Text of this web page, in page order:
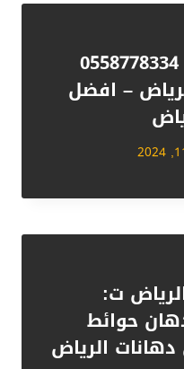
معلم بوية الرياض 📞 0558778334
– افضل
ت:
دهان حوائط
الرياض